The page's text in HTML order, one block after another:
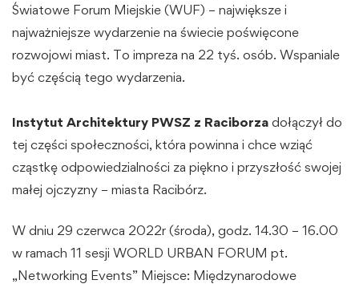
Światowe Forum Miejskie (WUF) – największe i
najważniejsze wydarzenie na świecie poświęcone
rozwojowi miast. To impreza na 22 tyś. osób. Wspaniale
być częścią tego wydarzenia.
Instytut Architektury PWSZ z Raciborza dołączył do
tej części społeczności, która powinna i chce wziąć
cząstkę odpowiedzialności za piękno i przyszłość swojej
małej ojczyzny – miasta Racibórz.
W dniu 29 czerwca 2022r (środa), godz. 14.30 – 16.00
w ramach 11 sesji WORLD URBAN FORUM pt.
„Networking Events” Miejsce: Międzynarodowe